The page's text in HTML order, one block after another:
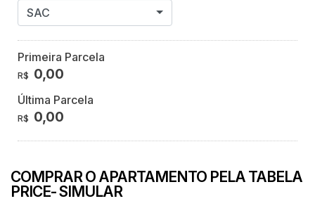
SAC
Primeira Parcela
R$ 0,00
Última Parcela
R$ 0,00
COMPRAR O APARTAMENTO PELA TABELA
PRICE- SIMULAR